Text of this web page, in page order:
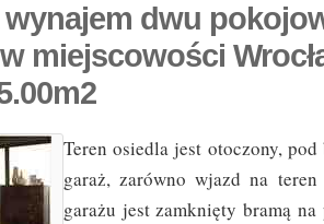
wynajem dwu
miejscowości
Teren osiedla jest otoczony,
garaż, zarówno wjazd na
garażu jest zamknięty bramą